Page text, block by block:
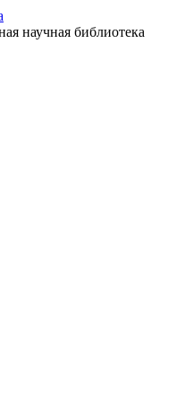
научная библиотека